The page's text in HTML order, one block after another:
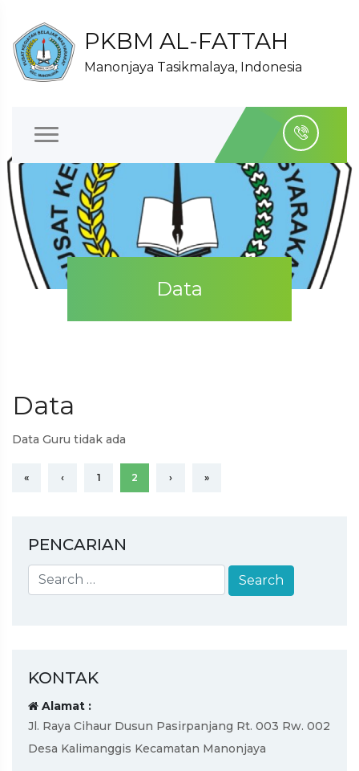
PKBM AL-FATTAH
Manonjaya Tasikmalaya, Indonesia
Data
Data
Data Guru tidak ada
« ‹ 1 2 › »
PENCARIAN
KONTAK
Alamat :
Jl. Raya Cihaur Dusun Pasirpanjang Rt. 003 Rw. 002
Desa Kalimanggis Kecamatan Manonjaya